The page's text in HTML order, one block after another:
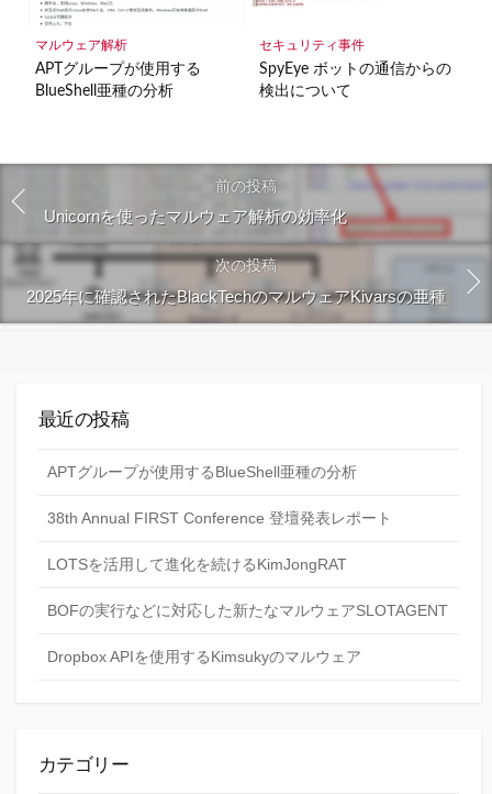
マルウェア解析
APTグループが使用する
BlueShell亜種の分析
セキュリティ事件
SpyEye ボットの通信からの
検出について
前の投稿
Unicornを使ったマルウェア解析の効率化
次の投稿
2025年に確認されたBlackTechのマルウェアKivarsの亜種
最近の投稿
APTグループが使用するBlueShell亜種の分析
38th Annual FIRST Conference 登壇発表レポート
LOTSを活用して進化を続けるKimJongRAT
BOFの実行などに対応した新たなマルウェアSLOTAGENT
Dropbox APIを使用するKimsukyのマルウェア
カテゴリー